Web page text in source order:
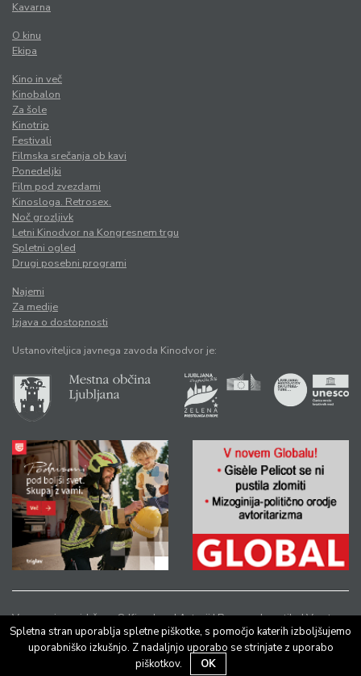
Kavarna
O kinu
Ekipa
Kino in več
Kinobalon
Za šole
Kinotrip
Festivali
Filmska srečanja ob kavi
Ponedeljki
Film pod zvezdami
Kinosloga. Retrosex.
Noč grozljivk
Letni Kinodvor na Kongresnem trgu
Spletni ogled
Drugi posebni programi
Najemi
Za medije
Izjava o dostopnosti
Ustanoviteljica javnega zavoda Kinodvor je:
Vse pravice pridržane © Kinodvor |Avtorji|Pravno obvestilo|Varstvo
osebnih podatkov
Spletna stran uporablja spletne piškotke, s pomočjo katerih izboljšujemo
uporabniško izkušnjo. Z nadaljnjo uporabo se strinjate z uporabo
piškotkov.
OK